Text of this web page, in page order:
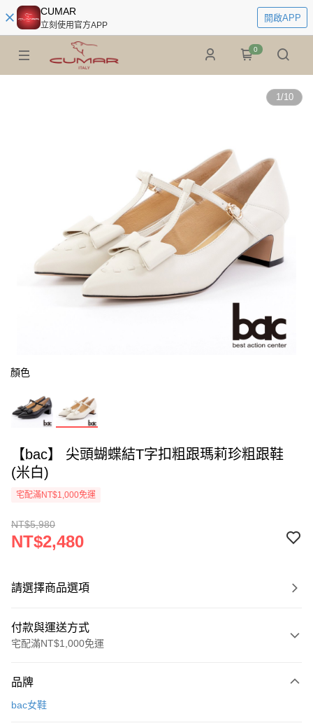
CUMAR
立刻使用官方APP
開啟APP
0
1/10
顏色
【bac】 尖頭蝴蝶結T字扣粗跟瑪莉珍粗跟鞋
(米白)
宅配滿NT$1,000免運
NT$5,980
NT$2,480
請選擇商品選項
付款與運送方式
宅配滿NT$1,000免運
信用卡一次付款
品牌
bac女鞋